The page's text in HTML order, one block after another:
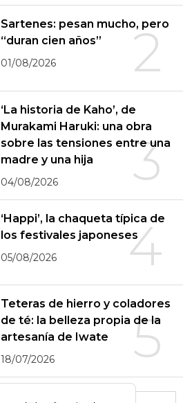
2
Sartenes: pesan mucho, pero
“duran cien años”
01/08/2026
3
‘La historia de Kaho’, de
Murakami Haruki: una obra
sobre las tensiones entre una
madre y una hija
04/08/2026
4
‘Happi’, la chaqueta típica de
los festivales japoneses
05/08/2026
5
Teteras de hierro y coladores
de té: la belleza propia de la
artesanía de Iwate
18/07/2026